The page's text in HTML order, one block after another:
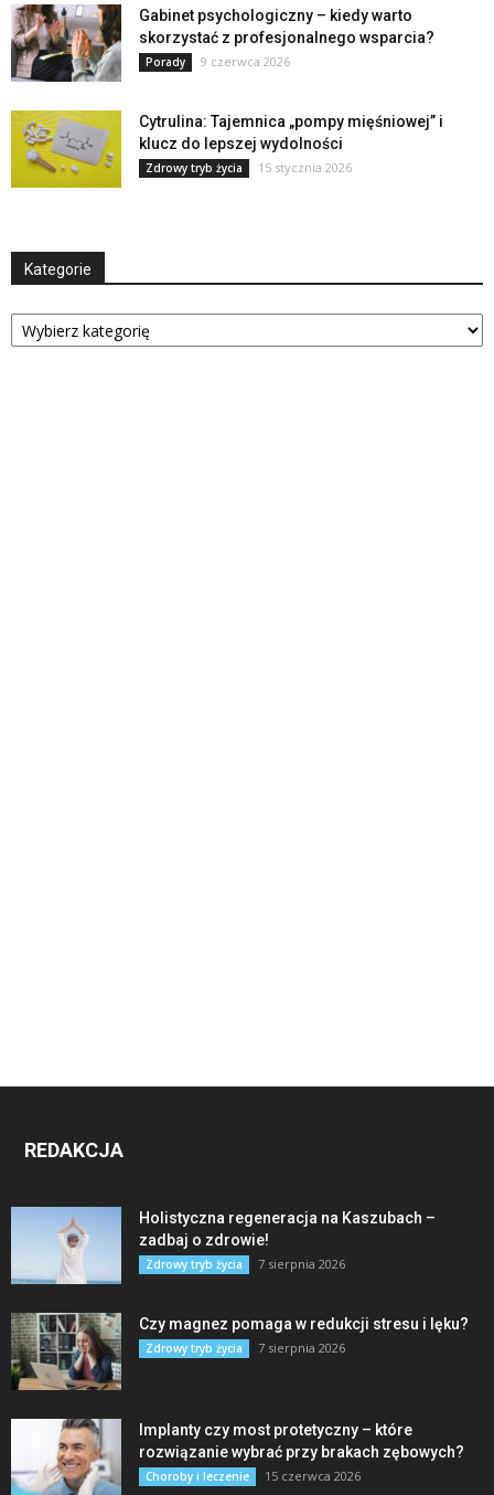
Gabinet psychologiczny – kiedy warto
skorzystać z profesjonalnego wsparcia?
Porady 9 czerwca 2026
Cytrulina: Tajemnica „pompy mięśniowej” i
klucz do lepszej wydolności
Zdrowy tryb życia 15 stycznia 2026
Kategorie
Kategorie
REDAKCJA
Holistyczna regeneracja na Kaszubach –
zadbaj o zdrowie!
Zdrowy tryb życia 7 sierpnia 2026
Czy magnez pomaga w redukcji stresu i lęku?
Zdrowy tryb życia 7 sierpnia 2026
Implanty czy most protetyczny – które
rozwiązanie wybrać przy brakach zębowych?
Choroby i leczenie 15 czerwca 2026